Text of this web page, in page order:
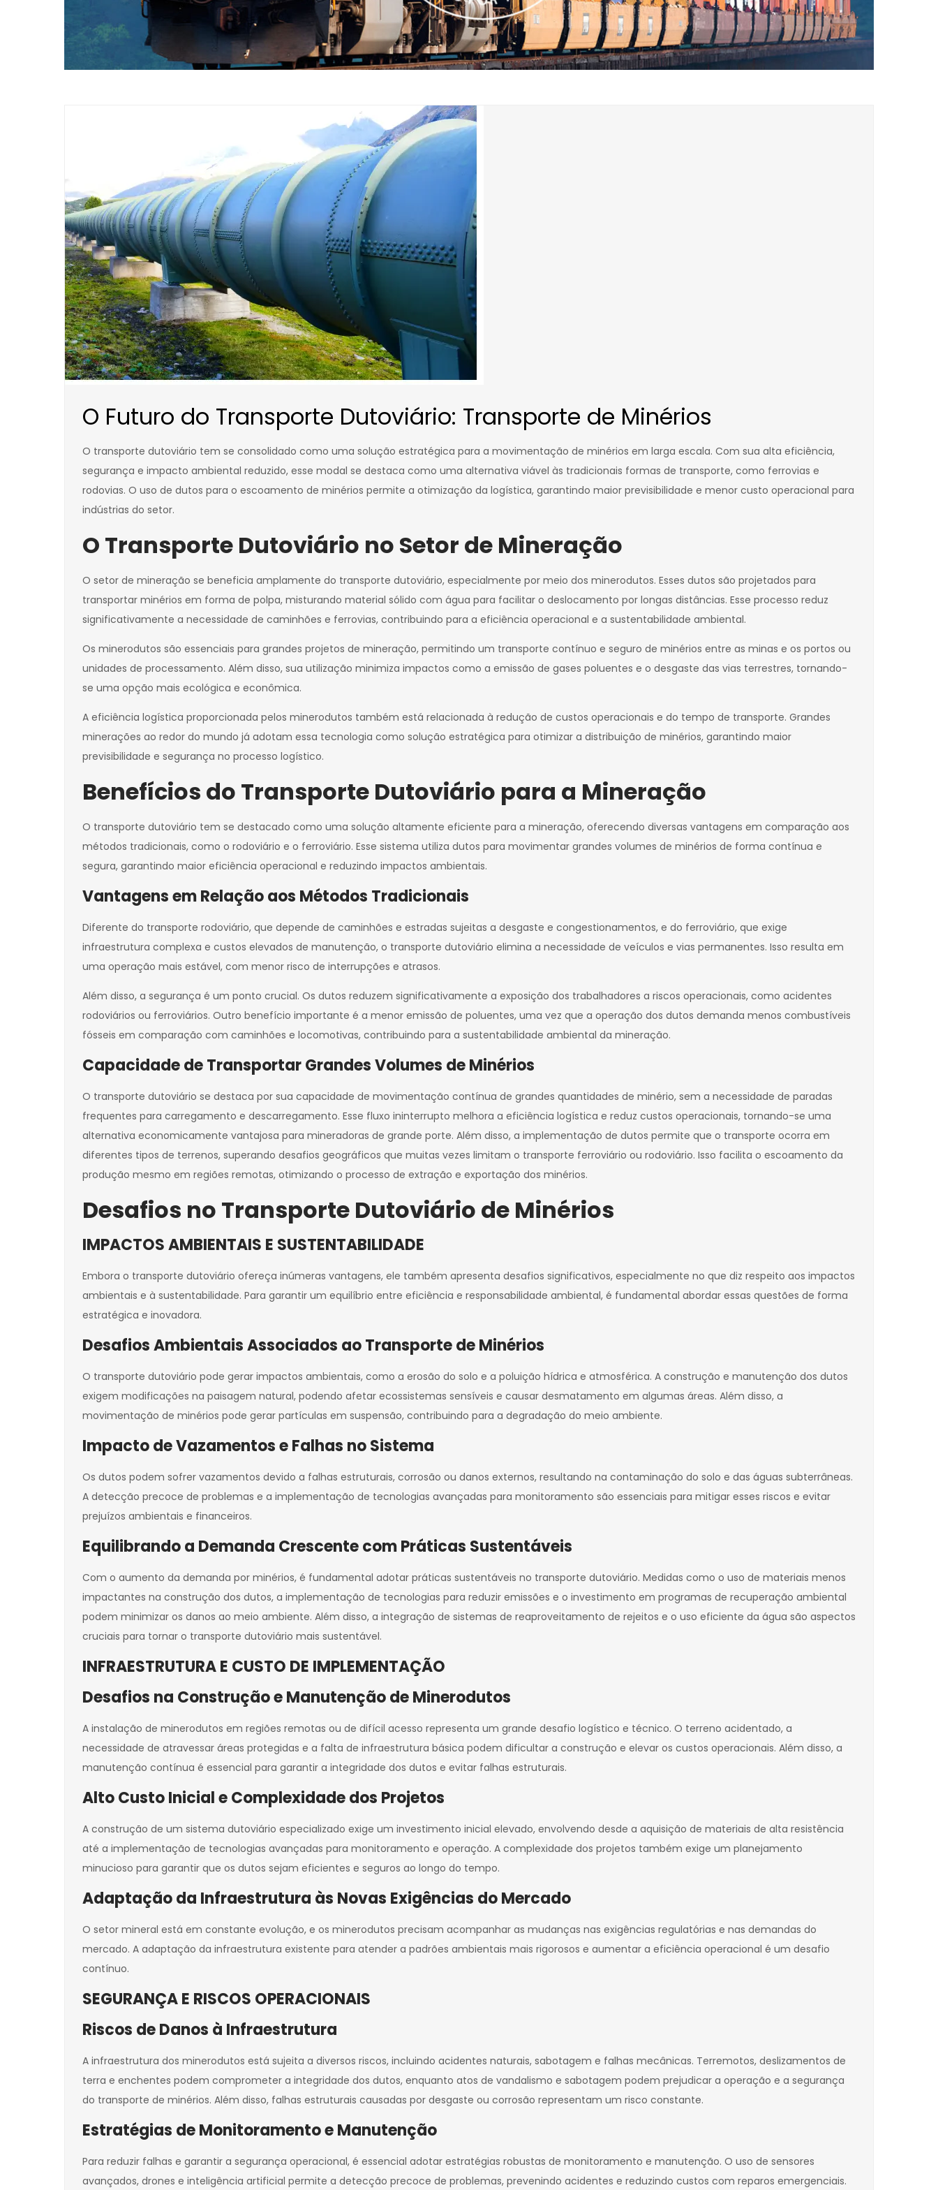
O Futuro do Transporte Dutoviário: Transporte de Minérios
O transporte dutoviário tem se consolidado como uma solução estratégica para a movimentação de minérios em larga escala. Com sua alta eficiência,
segurança e impacto ambiental reduzido, esse modal se destaca como uma alternativa viável às tradicionais formas de transporte, como ferrovias e
rodovias. O uso de dutos para o escoamento de minérios permite a otimização da logística, garantindo maior previsibilidade e menor custo operacional para
indústrias do setor.
O Transporte Dutoviário no Setor de Mineração
O setor de mineração se beneficia amplamente do transporte dutoviário, especialmente por meio dos minerodutos. Esses dutos são projetados para
transportar minérios em forma de polpa, misturando material sólido com água para facilitar o deslocamento por longas distâncias. Esse processo reduz
significativamente a necessidade de caminhões e ferrovias, contribuindo para a eficiência operacional e a sustentabilidade ambiental.
Os minerodutos são essenciais para grandes projetos de mineração, permitindo um transporte contínuo e seguro de minérios entre as minas e os portos ou
unidades de processamento. Além disso, sua utilização minimiza impactos como a emissão de gases poluentes e o desgaste das vias terrestres, tornando-
se uma opção mais ecológica e econômica.
A eficiência logística proporcionada pelos minerodutos também está relacionada à redução de custos operacionais e do tempo de transporte. Grandes
minerações ao redor do mundo já adotam essa tecnologia como solução estratégica para otimizar a distribuição de minérios, garantindo maior
previsibilidade e segurança no processo logístico.
Benefícios do Transporte Dutoviário para a Mineração
O transporte dutoviário tem se destacado como uma solução altamente eficiente para a mineração, oferecendo diversas vantagens em comparação aos
métodos tradicionais, como o rodoviário e o ferroviário. Esse sistema utiliza dutos para movimentar grandes volumes de minérios de forma contínua e
segura, garantindo maior eficiência operacional e reduzindo impactos ambientais.
Vantagens em Relação aos Métodos Tradicionais
Diferente do transporte rodoviário, que depende de caminhões e estradas sujeitas a desgaste e congestionamentos, e do ferroviário, que exige
infraestrutura complexa e custos elevados de manutenção, o transporte dutoviário elimina a necessidade de veículos e vias permanentes. Isso resulta em
uma operação mais estável, com menor risco de interrupções e atrasos.
Além disso, a segurança é um ponto crucial. Os dutos reduzem significativamente a exposição dos trabalhadores a riscos operacionais, como acidentes
rodoviários ou ferroviários. Outro benefício importante é a menor emissão de poluentes, uma vez que a operação dos dutos demanda menos combustíveis
fósseis em comparação com caminhões e locomotivas, contribuindo para a sustentabilidade ambiental da mineração.
Capacidade de Transportar Grandes Volumes de Minérios
O transporte dutoviário se destaca por sua capacidade de movimentação contínua de grandes quantidades de minério, sem a necessidade de paradas
frequentes para carregamento e descarregamento. Esse fluxo ininterrupto melhora a eficiência logística e reduz custos operacionais, tornando-se uma
alternativa economicamente vantajosa para mineradoras de grande porte. Além disso, a implementação de dutos permite que o transporte ocorra em
diferentes tipos de terrenos, superando desafios geográficos que muitas vezes limitam o transporte ferroviário ou rodoviário. Isso facilita o escoamento da
produção mesmo em regiões remotas, otimizando o processo de extração e exportação dos minérios.
Desafios no Transporte Dutoviário de Minérios
IMPACTOS AMBIENTAIS E SUSTENTABILIDADE
Embora o transporte dutoviário ofereça inúmeras vantagens, ele também apresenta desafios significativos, especialmente no que diz respeito aos impactos
ambientais e à sustentabilidade. Para garantir um equilíbrio entre eficiência e responsabilidade ambiental, é fundamental abordar essas questões de forma
estratégica e inovadora.
Desafios Ambientais Associados ao Transporte de Minérios
O transporte dutoviário pode gerar impactos ambientais, como a erosão do solo e a poluição hídrica e atmosférica. A construção e manutenção dos dutos
exigem modificações na paisagem natural, podendo afetar ecossistemas sensíveis e causar desmatamento em algumas áreas. Além disso, a
movimentação de minérios pode gerar partículas em suspensão, contribuindo para a degradação do meio ambiente.
Impacto de Vazamentos e Falhas no Sistema
Os dutos podem sofrer vazamentos devido a falhas estruturais, corrosão ou danos externos, resultando na contaminação do solo e das águas subterrâneas.
A detecção precoce de problemas e a implementação de tecnologias avançadas para monitoramento são essenciais para mitigar esses riscos e evitar
prejuízos ambientais e financeiros.
Equilibrando a Demanda Crescente com Práticas Sustentáveis
Com o aumento da demanda por minérios, é fundamental adotar práticas sustentáveis no transporte dutoviário. Medidas como o uso de materiais menos
impactantes na construção dos dutos, a implementação de tecnologias para reduzir emissões e o investimento em programas de recuperação ambiental
podem minimizar os danos ao meio ambiente. Além disso, a integração de sistemas de reaproveitamento de rejeitos e o uso eficiente da água são aspectos
cruciais para tornar o transporte dutoviário mais sustentável.
INFRAESTRUTURA E CUSTO DE IMPLEMENTAÇÃO
Desafios na Construção e Manutenção de Minerodutos
A instalação de minerodutos em regiões remotas ou de difícil acesso representa um grande desafio logístico e técnico. O terreno acidentado, a
necessidade de atravessar áreas protegidas e a falta de infraestrutura básica podem dificultar a construção e elevar os custos operacionais. Além disso, a
manutenção contínua é essencial para garantir a integridade dos dutos e evitar falhas estruturais.
Alto Custo Inicial e Complexidade dos Projetos
A construção de um sistema dutoviário especializado exige um investimento inicial elevado, envolvendo desde a aquisição de materiais de alta resistência
até a implementação de tecnologias avançadas para monitoramento e operação. A complexidade dos projetos também exige um planejamento
minucioso para garantir que os dutos sejam eficientes e seguros ao longo do tempo.
Adaptação da Infraestrutura às Novas Exigências do Mercado
O setor mineral está em constante evolução, e os minerodutos precisam acompanhar as mudanças nas exigências regulatórias e nas demandas do
mercado. A adaptação da infraestrutura existente para atender a padrões ambientais mais rigorosos e aumentar a eficiência operacional é um desafio
contínuo.
SEGURANÇA E RISCOS OPERACIONAIS
Riscos de Danos à Infraestrutura
A infraestrutura dos minerodutos está sujeita a diversos riscos, incluindo acidentes naturais, sabotagem e falhas mecânicas. Terremotos, deslizamentos de
terra e enchentes podem comprometer a integridade dos dutos, enquanto atos de vandalismo e sabotagem podem prejudicar a operação e a segurança
do transporte de minérios. Além disso, falhas estruturais causadas por desgaste ou corrosão representam um risco constante.
Estratégias de Monitoramento e Manutenção
Para reduzir falhas e garantir a segurança operacional, é essencial adotar estratégias robustas de monitoramento e manutenção. O uso de sensores
avançados, drones e inteligência artificial permite a detecção precoce de problemas, prevenindo acidentes e reduzindo custos com reparos emergenciais.